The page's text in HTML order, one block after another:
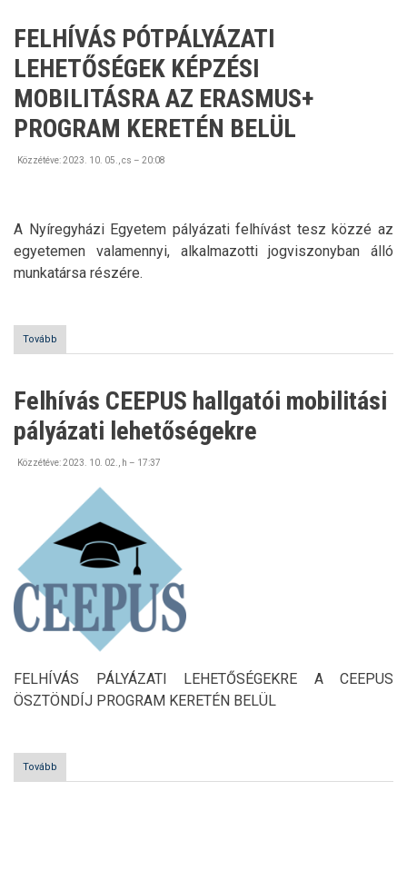
FELHÍVÁS PÓTPÁLYÁZATI
LEHETŐSÉGEK KÉPZÉSI
MOBILITÁSRA AZ ERASMUS+
PROGRAM KERETÉN BELÜL
Közzétéve:2023. 10. 05., cs – 20:08
A Nyíregyházi Egyetem pályázati felhívást tesz közzé az
egyetemen valamennyi, alkalmazotti jogviszonyban álló
munkatársa részére.
Tovább
PÓTPÁLYÁZATI
MOBILITÁSRA
ERASMUS+
KERETÉN
Felhívás CEEPUS hallgatói mobilitási
pályázati lehetőségekre
Közzétéve:2023. 10. 02., h – 17:37
FELHÍVÁS PÁLYÁZATI LEHETŐSÉGEKRE A CEEPUS
ÖSZTÖNDÍJ PROGRAM KERETÉN BELÜL
Tovább
CEEPUS